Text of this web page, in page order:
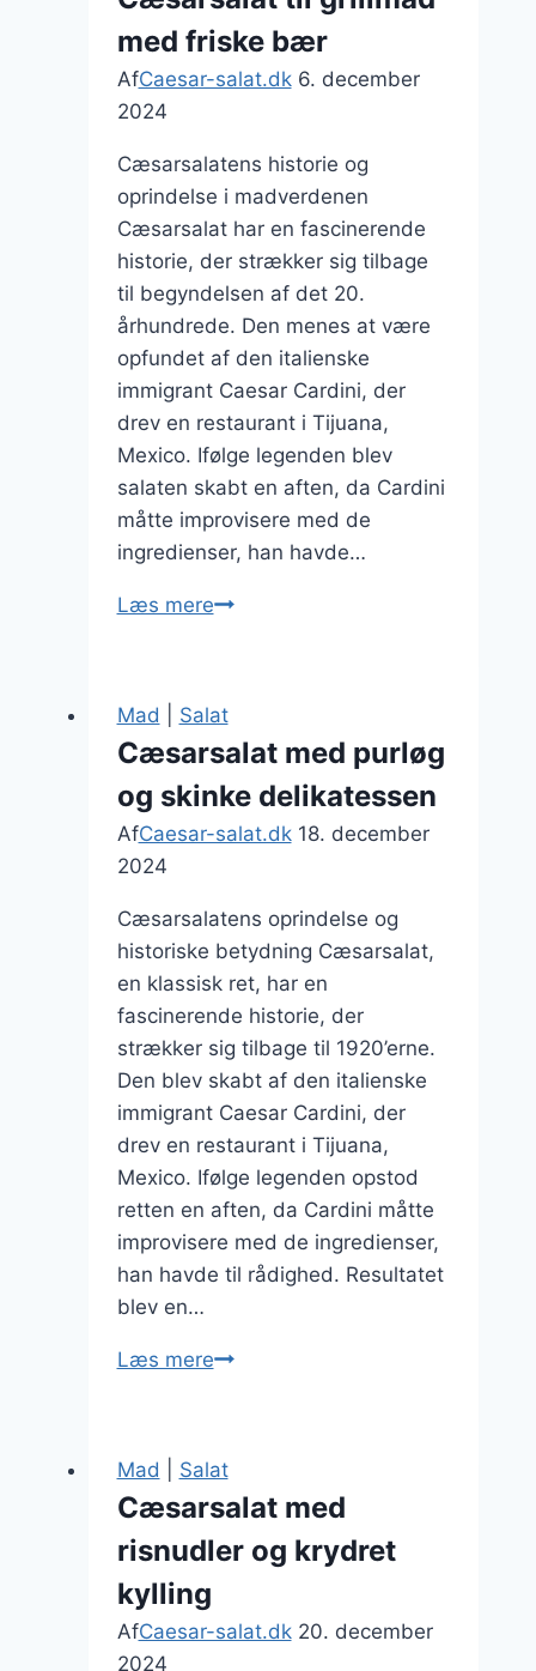
med friske bær
AfCaesar-salat.dk 6. december
2024
Cæsarsalatens historie og
oprindelse i madverdenen
Cæsarsalat har en fascinerende
historie, der strækker sig tilbage
til begyndelsen af det 20.
århundrede. Den menes at være
opfundet af den italienske
immigrant Caesar Cardini, der
drev en restaurant i Tijuana,
Mexico. Ifølge legenden blev
salaten skabt en aften, da Cardini
måtte improvisere med de
ingredienser, han havde…
Læs mereCæsarsalat
friske
bær
Mad Salat
Cæsarsalat med purløg
og skinke delikatessen
AfCaesar-salat.dk 18. december
2024
Cæsarsalatens oprindelse og
historiske betydning Cæsarsalat,
en klassisk ret, har en
fascinerende historie, der
strækker sig tilbage til 1920’erne.
Den blev skabt af den italienske
immigrant Caesar Cardini, der
drev en restaurant i Tijuana,
Mexico. Ifølge legenden opstod
retten en aften, da Cardini måtte
improvisere med de ingredienser,
han havde til rådighed. Resultatet
blev en…
Læs mereCæsarsalat
skinke
delikatessen
Mad Salat
Cæsarsalat med
risnudler og krydret
kylling
AfCaesar-salat.dk 20. december
2024